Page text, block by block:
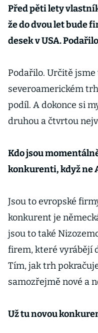
Před pěti lety
že do dvou let bude
desek v USA.
Podařilo. Určitě
severoamerickém
podíl. A dokonce si
druhou a čtvrtou
Kdo jsou
konkurenti, když ne
Jsou to evropské
konkurent je
jsou to také
firem, které vyrábějí
Tím, jak trh
samozřejmě nové a
Už tu novou